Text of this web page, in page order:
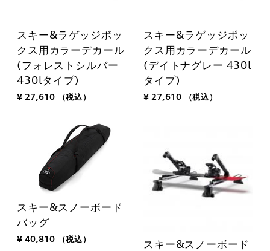
スキー&ラゲッジボッ
クス用カラーデカール
(フォレストシルバー
430lタイプ)
¥ 27,610 （税込）
スキー&ラゲッジボッ
クス用カラーデカール
(デイトナグレー 430l
タイプ)
¥ 27,610 （税込）
スキー&スノーボード
バッグ
¥ 40,810 （税込）
スキー&スノーボード